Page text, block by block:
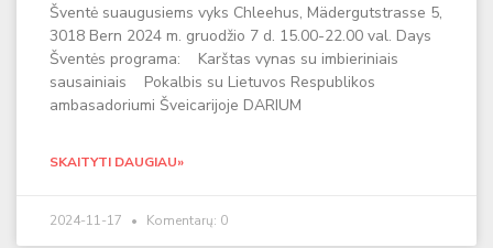
Šventė suaugusiems vyks Chleehus, Mädergutstrasse 5,
3018 Bern 2024 m. gruodžio 7 d. 15.00-22.00 val. Days
Šventės programa: Karštas vynas su imbieriniais
sausainiais Pokalbis su Lietuvos Respublikos
ambasadoriumi Šveicarijoje DARIUM
SKAITYTI DAUGIAU»
2024-11-17 Komentarų: 0